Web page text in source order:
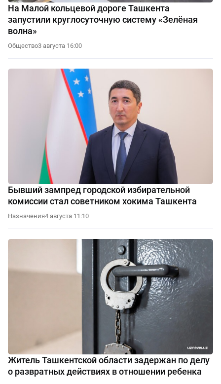
На Малой кольцевой дороге Ташкента
запустили круглосуточную систему «Зелёная
волна»
Общество3 августа 16:00
Бывший зампред городской избирательной
комиссии стал советником хокима Ташкента
Назначения4 августа 11:10
Житель Ташкентской области задержан по делу
о развратных действиях в отношении ребенка